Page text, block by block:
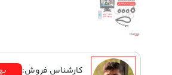
کارشناس فروش: